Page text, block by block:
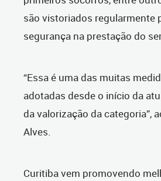
são vistoriados regularmente
segurança na prestação do
“Essa é uma das muitas
adotadas desde o início da
da valorização da categoria”,
Alves.
Curitiba vem promovendo